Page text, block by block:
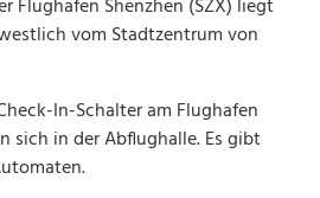
Flughafen Shenzhen (SZX) liegt
vom Stadtzentrum von
In-Schalter am Flughafen
sich in der Abflughalle. Es gibt